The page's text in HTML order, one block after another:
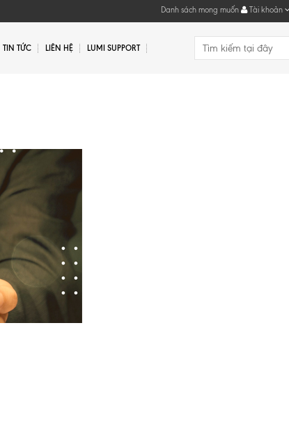
Danh sách mong muốn Tài khoản
TIN TỨC LIÊN HỆ LUMI SUPPORT